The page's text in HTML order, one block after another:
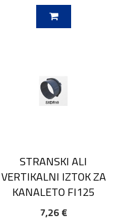
STRANSKI ALI
VERTIKALNI IZTOK ZA
KANALETO FI125
7,26 €